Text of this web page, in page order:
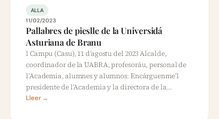
ALLA
11/02/2023
Pallabres de pieslle de la Universidá
Asturiana de Branu
l Campu (Casu), 11 d’agostu del 2023 Alcalde,
coordinador de la UABRA, profesoráu, personal de
l’Academia, alumnes y alumnos: Encárguenme’l
presidente de l’Academia y la directora de la…
Lleer →